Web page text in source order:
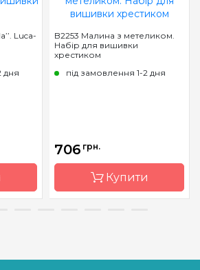
Luca-
дня
B2253 Малина з метеликом.
Набір для вишивки
хрестиком
під замовлення 1-2 дня
706 грн.
Купити
Країна
Молдова